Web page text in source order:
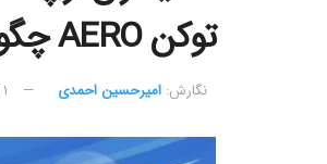
توکن AERO چگونه است؟
نگارش:‌ امیرحسین احمدی ۱ آذر ۱۴۰۳ - ۱۴:۳۸